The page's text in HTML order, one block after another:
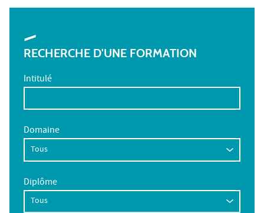
RECHERCHE D'UNE FORMATION
Intitulé
Domaine
Diplôme